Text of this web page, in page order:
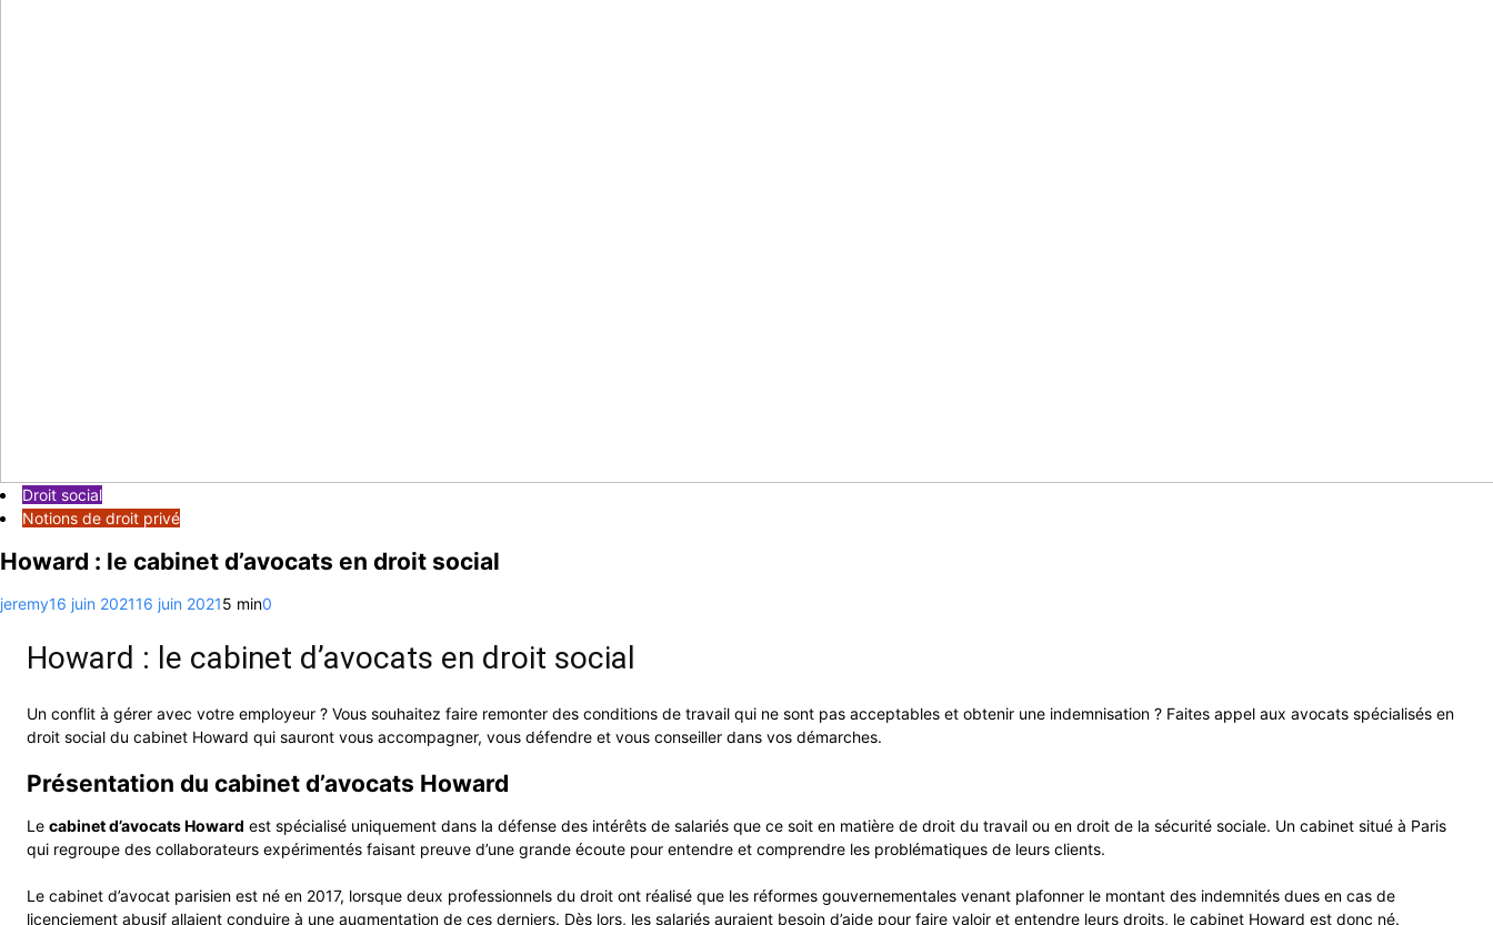
Droit social
Notions de droit privé
Howard : le cabinet d’avocats en droit social
jeremy16 juin 202116 juin 20215 min0
Howard : le cabinet d’avocats en droit social
Un conflit à gérer avec votre employeur ? Vous souhaitez faire remonter des conditions de travail qui ne sont pas acceptables et obtenir une indemnisation ? Faites appel aux avocats spécialisés en
droit social du cabinet Howard qui sauront vous accompagner, vous défendre et vous conseiller dans vos démarches.
Présentation du cabinet d’avocats Howard
Le cabinet d’avocats Howard est spécialisé uniquement dans la défense des intérêts de salariés que ce soit en matière de droit du travail ou en droit de la sécurité sociale. Un cabinet situé à Paris
qui regroupe des collaborateurs expérimentés faisant preuve d’une grande écoute pour entendre et comprendre les problématiques de leurs clients.
Le cabinet d’avocat parisien est né en 2017, lorsque deux professionnels du droit ont réalisé que les réformes gouvernementales venant plafonner le montant des indemnités dues en cas de
licenciement abusif allaient conduire à une augmentation de ces derniers. Dès lors, les salariés auraient besoin d’aide pour faire valoir et entendre leurs droits, le cabinet Howard est donc né.